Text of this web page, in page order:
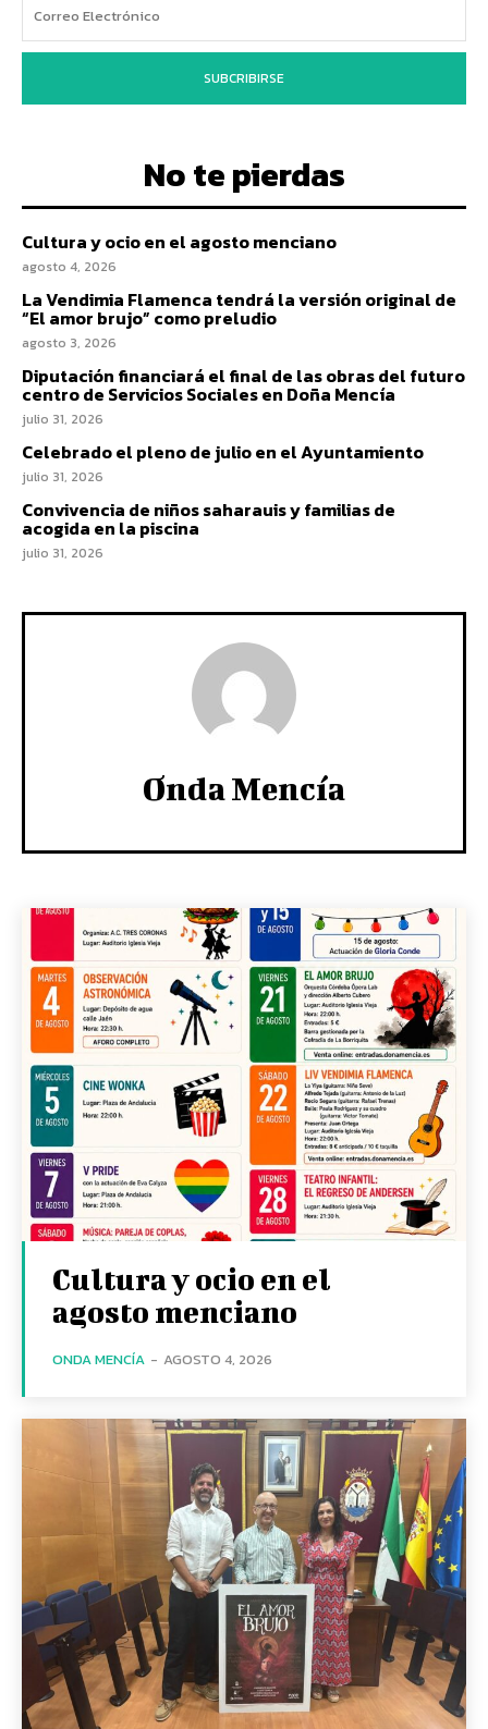
SUBCRIBIRSE
No te pierdas
Cultura y ocio en el agosto menciano
agosto 4, 2026
La Vendimia Flamenca tendrá la versión original de
“El amor brujo” como preludio
agosto 3, 2026
Diputación financiará el final de las obras del futuro
centro de Servicios Sociales en Doña Mencía
julio 31, 2026
Celebrado el pleno de julio en el Ayuntamiento
julio 31, 2026
Convivencia de niños saharauis y familias de
acogida en la piscina
julio 31, 2026
Onda Mencía
Cultura y ocio en el
agosto menciano
ONDA MENCÍA - AGOSTO 4, 2026